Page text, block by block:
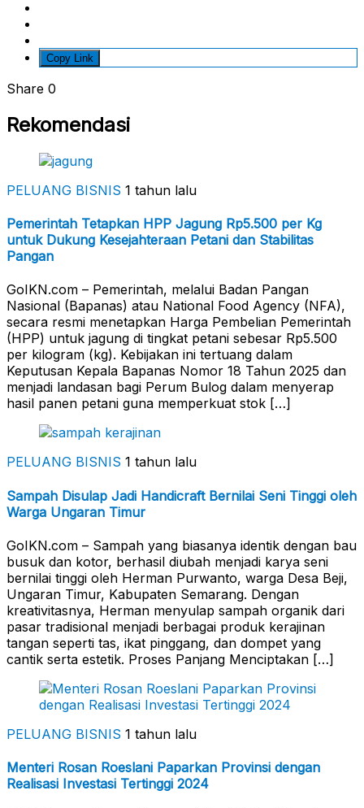
Copy Link
Share 0
Rekomendasi
PELUANG BISNIS 1 tahun lalu
Pemerintah Tetapkan HPP Jagung Rp5.500 per Kg
untuk Dukung Kesejahteraan Petani dan Stabilitas
Pangan
GoIKN.com – Pemerintah, melalui Badan Pangan
Nasional (Bapanas) atau National Food Agency (NFA),
secara resmi menetapkan Harga Pembelian Pemerintah
(HPP) untuk jagung di tingkat petani sebesar Rp5.500
per kilogram (kg). Kebijakan ini tertuang dalam
Keputusan Kepala Bapanas Nomor 18 Tahun 2025 dan
menjadi landasan bagi Perum Bulog dalam menyerap
hasil panen petani guna memperkuat stok […]
PELUANG BISNIS 1 tahun lalu
Sampah Disulap Jadi Handicraft Bernilai Seni Tinggi oleh
Warga Ungaran Timur
GoIKN.com – Sampah yang biasanya identik dengan bau
busuk dan kotor, berhasil diubah menjadi karya seni
bernilai tinggi oleh Herman Purwanto, warga Desa Beji,
Ungaran Timur, Kabupaten Semarang. Dengan
kreativitasnya, Herman menyulap sampah organik dari
pasar tradisional menjadi berbagai produk kerajinan
tangan seperti tas, ikat pinggang, dan dompet yang
cantik serta estetik. Proses Panjang Menciptakan […]
PELUANG BISNIS 1 tahun lalu
Menteri Rosan Roeslani Paparkan Provinsi dengan
Realisasi Investasi Tertinggi 2024